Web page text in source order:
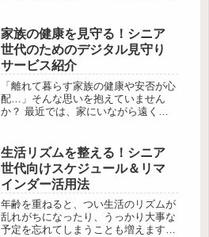
でも安心して使えるネットの“健康コ
ミュニティ”が増えています。とはい
え、...
家族の健康を見守る！シニア
世代のためのデジタル見守り
サービス紹介
「離れて暮らす家族の健康や安否が心
配…」そんな思いを抱えていません
か？ 最近では、家にいながら遠くの
「スマホやパソコンは苦手…」「使い
方が難しいのでは？」と不安になる方
も多...
生活リズムを整える！シニア
世代向けスケジュール＆リマ
インダー活用法
年齢を重ねると、つい生活のリズムが
乱れがちになったり、うっかり大事な
予定を忘れてしまうことも増えますよ